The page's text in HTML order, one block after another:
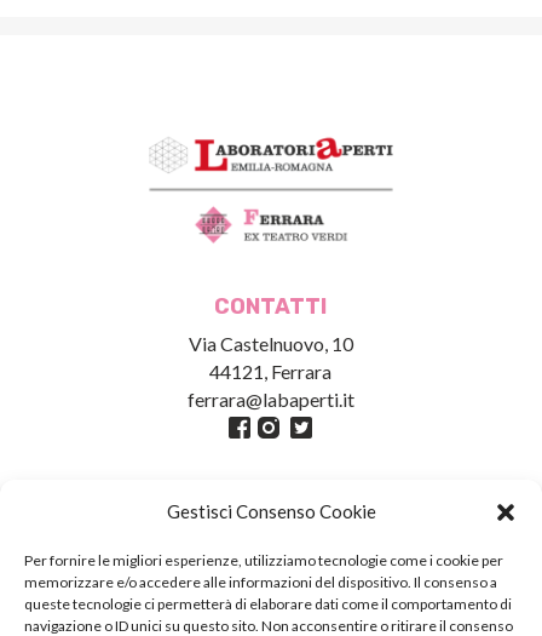
Gestisci Consenso Cookie
Per fornire le migliori esperienze, utilizziamo tecnologie come i cookie per
memorizzare e/o accedere alle informazioni del dispositivo. Il consenso a
queste tecnologie ci permetterà di elaborare dati come il comportamento di
navigazione o ID unici su questo sito. Non acconsentire o ritirare il consenso
CONTATTI
Via Castelnuovo, 10
44121, Ferrara
ferrara@labaperti.it